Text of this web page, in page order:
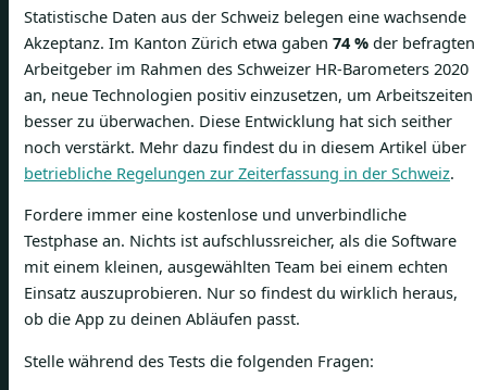
Statistische Daten aus der Schweiz belegen eine wachsende
Akzeptanz. Im Kanton Zürich etwa gaben 74 % der befragten
Arbeitgeber im Rahmen des Schweizer HR-Barometers 2020
an, neue Technologien positiv einzusetzen, um Arbeitszeiten
besser zu überwachen. Diese Entwicklung hat sich seither
noch verstärkt. Mehr dazu findest du in diesem Artikel über
betriebliche Regelungen zur Zeiterfassung in der Schweiz.
Fordere immer eine kostenlose und unverbindliche
Testphase an. Nichts ist aufschlussreicher, als die Software
mit einem kleinen, ausgewählten Team bei einem echten
Einsatz auszuprobieren. Nur so findest du wirklich heraus,
ob die App zu deinen Abläufen passt.
Stelle während des Tests die folgenden Fragen: